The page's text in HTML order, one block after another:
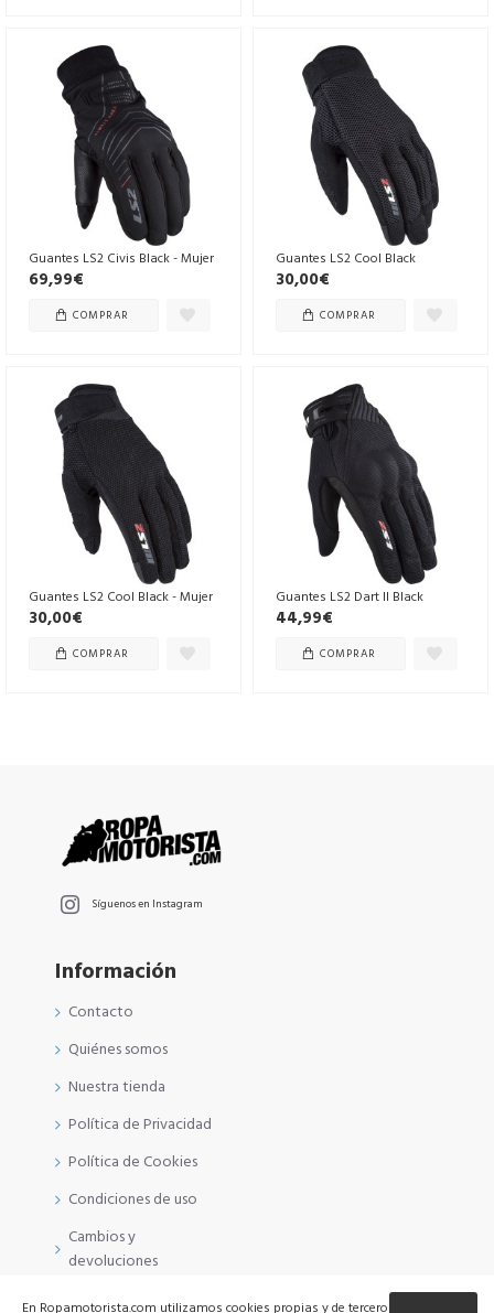
Guantes LS2 Civis Black - Mujer
69,99€
COMPRAR
Guantes LS2 Cool Black
30,00€
COMPRAR
Guantes LS2 Cool Black - Mujer
30,00€
COMPRAR
Guantes LS2 Dart II Black
44,99€
COMPRAR
Síguenos en Instagram
Información
Contacto
Quiénes somos
Nuestra tienda
Política de Privacidad
Política de Cookies
Condiciones de uso
Cambios y
devoluciones
En Ropamotorista.com utilizamos cookies propias y de terceros